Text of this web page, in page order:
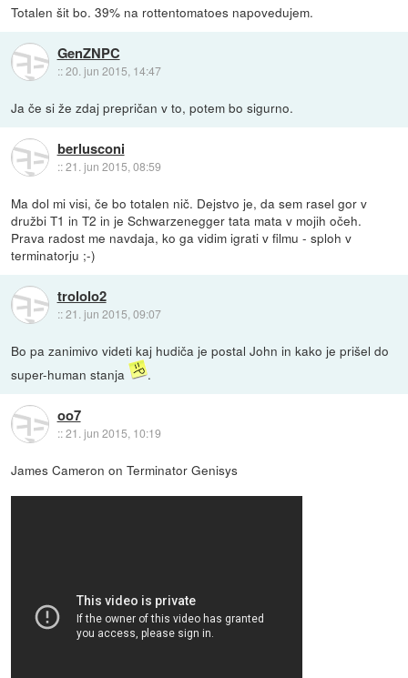
Totalen šit bo. 39% na rottentomatoes napovedujem.
GenZNPC
::20. jun 2015, 14:47
Ja če si že zdaj prepričan v to, potem bo sigurno.
berlusconi
::21. jun 2015, 08:59
Ma dol mi visi, če bo totalen nič. Dejstvo je, da sem rasel gor v
družbi T1 in T2 in je Schwarzenegger tata mata v mojih očeh.
Prava radost me navdaja, ko ga vidim igrati v filmu - sploh v
terminatorju ;-)
trololo2
::21. jun 2015, 09:07
Bo pa zanimivo videti kaj hudiča je postal John in kako je prišel do
super-human stanja
.
oo7
::21. jun 2015, 10:19
James Cameron on Terminator Genisys